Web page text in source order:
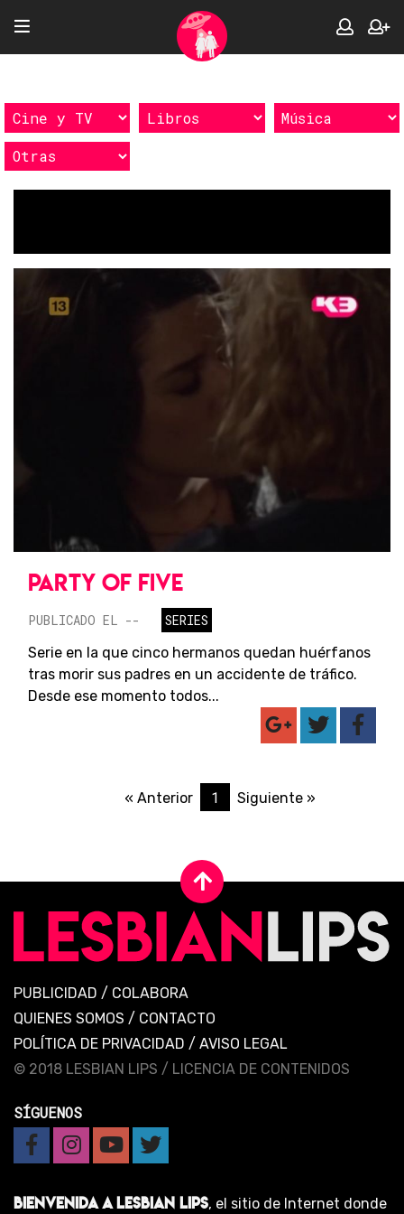
PARTY OF FIVE
PUBLICADO EL --
SERIES
Serie en la que cinco hermanos quedan huérfanos
tras morir sus padres en un accidente de tráfico.
Desde ese momento todos...
« Anterior 1 Siguiente »
PUBLICIDAD / COLABORA
QUIENES SOMOS / CONTACTO
POLÍTICA DE PRIVACIDAD / AVISO LEGAL
© 2018 LESBIAN LIPS / LICENCIA DE CONTENIDOS
SÍGUENOS
BIENVENIDA A LESBIAN LIPS, el sitio de Internet donde